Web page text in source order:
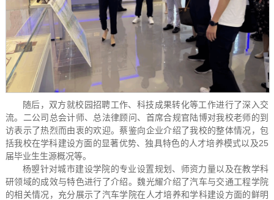
随后，双方就校园招聘工作、科技成果转化等工作进行了深入交
流。二公司总会计师、总法律顾问、首席合规官陆博对我校老师的到
访表示了热烈而由衷的欢迎。蔡鉴向企业介绍了我校的整体情况，包
括我校在学科建设方面的显著优势、独具特色的人才培养模式以及25
届毕业生生源概况等。
杨曌针对城市建设学院的专业设置规划、师资力量以及在教学科
研领域的成效与特色进行了介绍。魏光耀介绍了汽车与交通工程学院
的相关情况，充分展示了汽车学院在人才培养和学科建设方面的鲜明